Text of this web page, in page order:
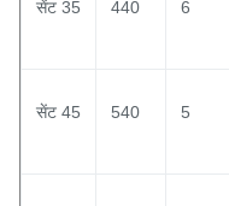
सेंट 35 440 6
सेंट 45 540 5